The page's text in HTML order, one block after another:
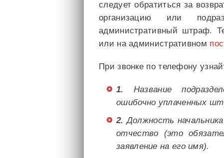
следует обратиться за
организацию или
административный штраф.
или на административном
При звонке по телефону
1. Название
ошибочно уплаченных
2. Должность
отчество (это
заявление на его имя).